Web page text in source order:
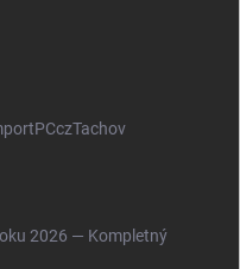
2026 — Kompletný